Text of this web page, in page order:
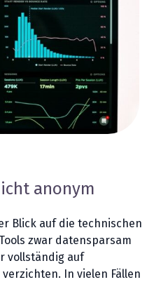
anonym
Blick auf die technischen
zwar datensparsam
vollständig auf
In vielen Fällen